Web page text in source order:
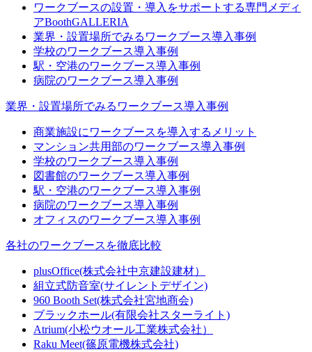
ワークブースの設置・導入をサポートする専門メディ
アBoothGALLERIA
業界・設置場所でみるワークブース導入事例
学校のワークブース導入事例
駅・空港のワークブース導入事例
病院のワークブース導入事例
業界・設置場所でみるワークブース導入事例
商業施設にワークブースを導入するメリット
マンション共用部のワークブース導入事例
学校のワークブース導入事例
図書館のワークブース導入事例
駅・空港のワークブース導入事例
病院のワークブース導入事例
オフィスのワークブース導入事例
各社のワークブースを徹底比較
plusOffice(株式会社中京建設建材）
組立式防音室(サイレントデザイン)
960 Booth Set(株式会社宮地商会)
ブラックホール(有限会社スターライト)
Atrium(小松ウオール工業株式会社）
Raku Meet(篠原電機株式会社)